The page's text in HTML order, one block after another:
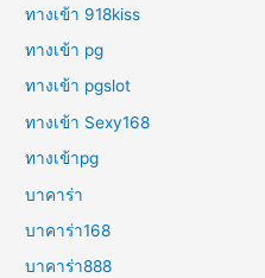
ทางเข้า 918kiss
ทางเข้า pg
ทางเข้า pgslot
ทางเข้า Sexy168
ทางเข้าpg
บาคาร่า
บาคาร่า168
บาคาร่า888